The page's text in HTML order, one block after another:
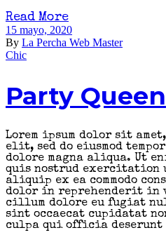
Read More
15 mayo, 2020
By La Percha Web Master
Chic
Party Queen
Lorem ipsum dolor sit
elit, sed do eiusmod
dolore magna aliqua. Ut
quis nostrud
aliquip ex ea commodo
dolor in reprehenderit in
cillum dolore eu fugiat
sint occaecat cupidatat
culpa qui officia